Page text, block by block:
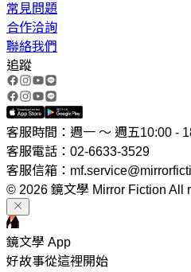
常見問題
合作洽詢
聯絡我們
追蹤
客服時間：週一 ～ 週五10:00 -
客服電話：02-6633-3529
客服信箱：
© 2026 鏡文學 Mirror Fiction All
鏡文學 App
好故事從這裡開始